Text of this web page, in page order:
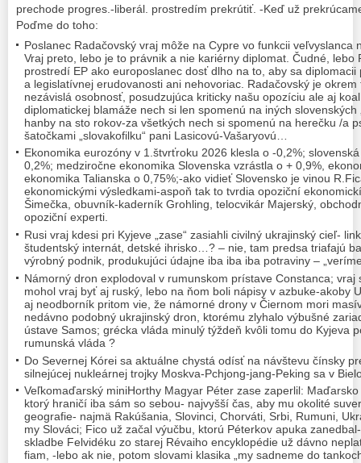
prechode progres.-liberál. prostredím prekrútiť. -Keď už
Poďme do toho:
Poslanec Radačovský vraj môže na Cypre vo funkcii veľvyslanca
Vraj preto, lebo je to právnik a nie kariérny diplomat. Čudné, lebo
prostredí EP ako europoslanec dosť dlho na to, aby sa
a legislatívnej erudovanosti ani nehovoriac. Radačovský je
nezávislá osobnosť, posudzujúca kriticky našu opozíciu ale aj
diplomatickej blamáže nech si len spomenú na iných slovenských
hanby na sto rokov-za všetkých nech si spomenú na herečku /a
šatočkami „slovakofilku“ pani Lasicovú-Vašaryovú…
Ekonomika eurozóny v 1.štvrťroku 2026 klesla o -0,2%;
0,2%; medziročne ekonomika Slovenska vzrástla o + 0,9%,
ekonomika Talianska o 0,75%;-ako vidieť Slovensko je vinou
ekonomickými výsledkami-aspoň tak to tvrdia opoziční
Šimečka, obuvník-kaderník Grohling, telocvikár Majerský,
opoziční experti.
Rusi vraj kdesi pri Kyjeve „zase“ zasiahli civilný ukrajinský cieľ-
študentský internát, detské ihrisko…? – nie, tam predsa triafajú
výrobný podnik, produkujúci údajne iba iba iba potraviny –
Námorný dron explodoval v rumunskom prístave Constanca; vraj
mohol vraj byť aj ruský, lebo na ňom boli nápisy v azbuke-akoby
aj neodborník pritom vie, že námorné drony v Čiernom mori
nedávno podobný ukrajinský dron, ktorému zlyhalo výbušné
ústave Samos; grécka vláda minulý týždeň kvôli tomu do Kyjeva
rumunská vláda ?
Do Severnej Kórei sa aktuálne chystá odísť na návštevu čínsky
silnejúcej nukleárnej trojky Moskva-Pchjong-jang-Peking sa v
Veľkomaďarský miniHorthy Magyar Péter zase zaperlil:
ktorý hraničí iba sám so sebou- najvyšší čas, aby mu okolité
geografie- najmä Rakúšania, Slovinci, Chorváti, Srbi, Rumuni,
my Slováci; Fico už začal výučbu, ktorú Péterkov apuka
skladbe Felvidéku zo starej Révaiho encyklopédie už dávno
fiam, -lebo ak nie, potom slovami klasika „my sadneme do